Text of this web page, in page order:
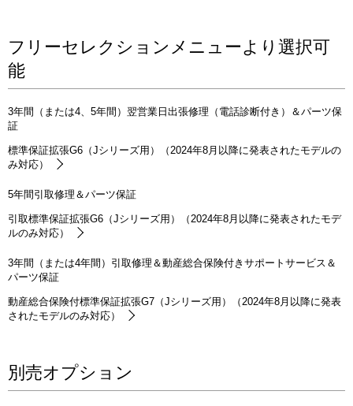
フリーセレクションメニューより選択可
能
3年間（または4、5年間）翌営業日出張修理（電話診断付き）＆パーツ保
証
標準保証拡張G6（Jシリーズ用）（2024年8月以降に発表されたモデルの
み対応）
5年間引取修理＆パーツ保証
引取標準保証拡張G6（Jシリーズ用）（2024年8月以降に発表されたモデ
ルのみ対応）
3年間（または4年間）引取修理＆動産総合保険付きサポートサービス＆
パーツ保証
動産総合保険付標準保証拡張G7（Jシリーズ用）（2024年8月以降に発表
されたモデルのみ対応）
別売オプション